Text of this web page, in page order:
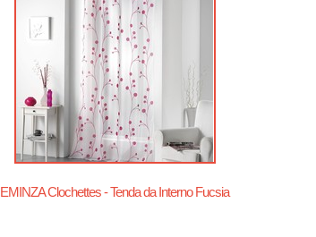
EMINZA Clochettes - Tenda da Interno Fucsia